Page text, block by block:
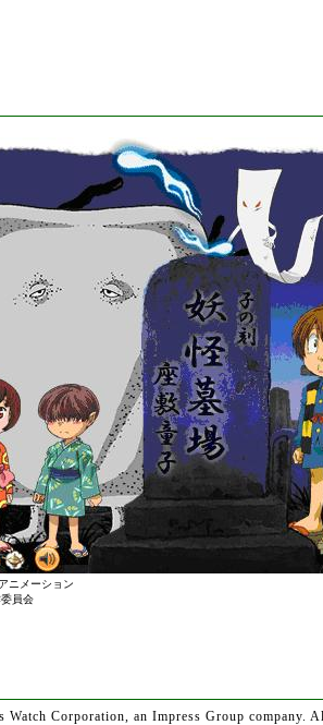
ニメーション
員会
Watch Corporation, an Impress Group company.